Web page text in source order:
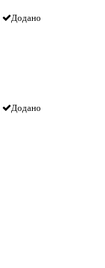
Додано
Додано